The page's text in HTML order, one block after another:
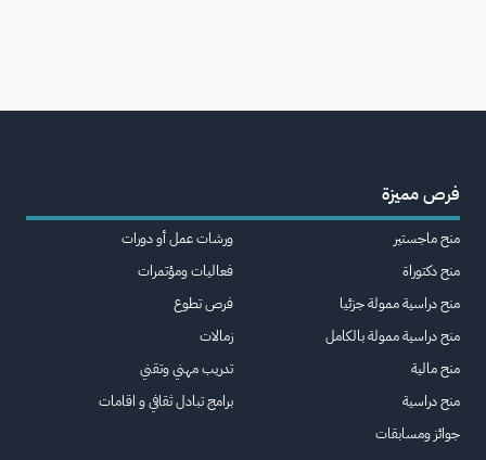
فرص مميزة
منح ماجستير
منح دكتوراة
منح دراسية ممولة جزئيا
منح دراسية ممولة بالكامل
منح مالية
منح دراسية
جوائز ومسابقات
ورشات عمل أو دورات
فعاليات ومؤتمرات
فرص تطوع
زمالات
تدريب مهني وتقني
برامج تبادل ثقافي و اقامات